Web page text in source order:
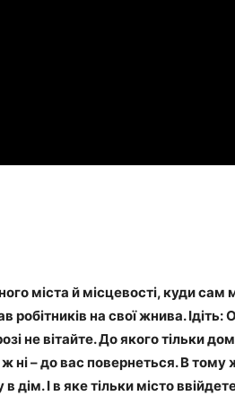
міста й місцевості, куди сам
на свої жнива. Ідіть:
не вітайте. До якого тільки
ні – до вас повернеться. В тому
І в яке тільки місто